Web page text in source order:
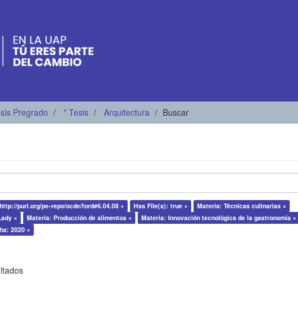
Pregrado * Tesis Arquitectura Buscar
purl.org/pe-repo/ocde/ford#6.04.08 × Has File(s): true ×
Materia: Técnicas culinarias ×
×
Materia: Producción de alimentos × Materia: Innovación tecnológica de la gastronomía ×
2020 ×